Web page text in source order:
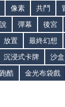
像素 共鬥
彈幕 後宮
放置 最終幻想
沉浸式卡牌 沙盒
跑酷 金光布袋戲